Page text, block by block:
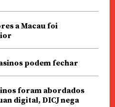
a Macau foi
podem fechar
foram abordados
digital, DICJ nega